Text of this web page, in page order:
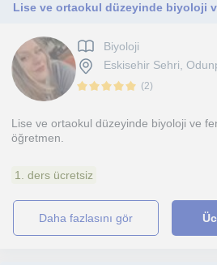
Biyoloji
Eskisehir Sehri,
(2)
Lise ve ortaokul düzeyinde biyoloji ve
öğretmen.
1. ders ücretsiz
daha fazlasını gör